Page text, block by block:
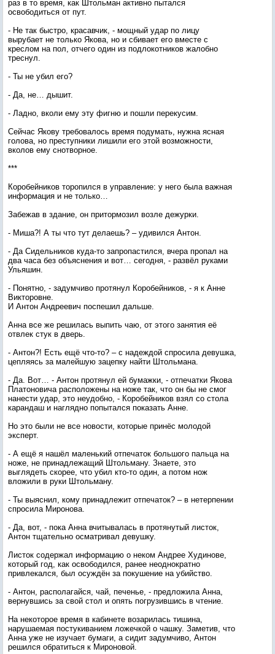
раз в то время, как Штольман активно пытался
освободиться от пут.
- Не так быстро, красавчик, - мощный удар по лицу
вырубает не только Якова, но и сбивает его вместе с
креслом на пол, отчего один из подлокотников жалобно
треснул.
- Ты не убил его?
- Да, не… дышит.
- Ладно, вколи ему эту фигню и пошли перекусим.
Сейчас Якову требовалось время подумать, нужна ясная
голова, но преступники лишили его этой возможности,
вколов ему снотворное.
***
Коробейников торопился в управление: у него была важная
информация и не только…
Забежав в здание, он притормозил возле дежурки.
- Миша?! А ты что тут делаешь? – удивился Антон.
- Да Сидельников куда-то запропастился, вчера пропал на
два часа без объяснения и вот… сегодня, - развёл руками
Ульяшин.
- Понятно, - задумчиво протянул Коробейников, - я к Анне
Викторовне.
И Антон Андреевич поспешил дальше.
Анна все же решилась выпить чаю, от этого занятия её
отвлек стук в дверь.
- Антон?! Есть ещё что-то? – с надеждой спросила девушка,
цепляясь за малейшую зацепку найти Штольмана.
- Да. Вот… - Антон протянул ей бумажки, - отпечатки Якова
Платоновича расположены на ноже так, что он бы не смог
нанести удар, это неудобно, - Коробейников взял со стола
карандаш и наглядно попытался показать Анне.
Но это были не все новости, которые принёс молодой
эксперт.
- А ещё я нашёл маленький отпечаток большого пальца на
ноже, не принадлежащий Штольману. Знаете, это
выглядеть скорее, что убил кто-то один, а потом нож
вложили в руки Штольману.
- Ты выяснил, кому принадлежит отпечаток? – в нетерпении
спросила Миронова.
- Да, вот, - пока Анна вчитывалась в протянутый листок,
Антон тщательно осматривал девушку.
Листок содержал информацию о неком Андрее Худинове,
который год, как освободился, ранее неоднократно
привлекался, был осуждён за покушение на убийство.
- Антон, располагайся, чай, печенье, - предложила Анна,
вернувшись за свой стол и опять погрузившись в чтение.
На некоторое время в кабинете возарилась тишина,
нарушаемая постукиванием ложечкой о чашку. Заметив, что
Анна уже не изучает бумаги, а сидит задумчиво, Антон
решился обратиться к Мироновой.